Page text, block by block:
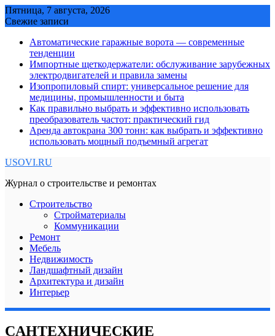
Skip
to
Пятница, 7 августа, 2026
Свежие записи
Автоматические гаражные ворота — современные
тенденции
Импортные щеткодержатели: обслуживание зарубежных
электродвигателей и правила замены
Изопропиловый спирт: универсальное решение для
медицины, промышленности и быта
Как правильно выбрать и эффективно использовать
преобразователь частот: практический гид
Аренда автокрана 300 тонн: как выбрать и эффективно
использовать мощный подъемный агрегат
USOVI.RU
Журнал о строительстве и ремонтах
Строительство
Стройматериалы
Коммуникации
Ремонт
Мебель
Недвижимость
Ландшафтный дизайн
Архитектура и дизайн
Интерьер
CАНТЕХНИЧЕСКИЕ